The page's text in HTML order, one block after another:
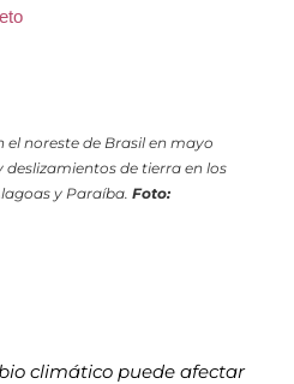
el noreste de Brasil en mayo
de tierra en los
y Paraíba. Foto:
climático puede afectar